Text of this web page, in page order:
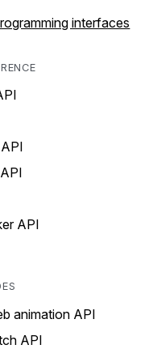
interfaces
API
animation API
API